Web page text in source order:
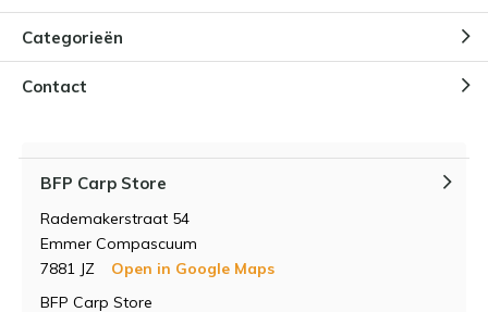
Categorieën
Contact
BFP Carp Store
Rademakerstraat 54
Emmer Compascuum
7881 JZ
Open in Google Maps
BFP Carp Store